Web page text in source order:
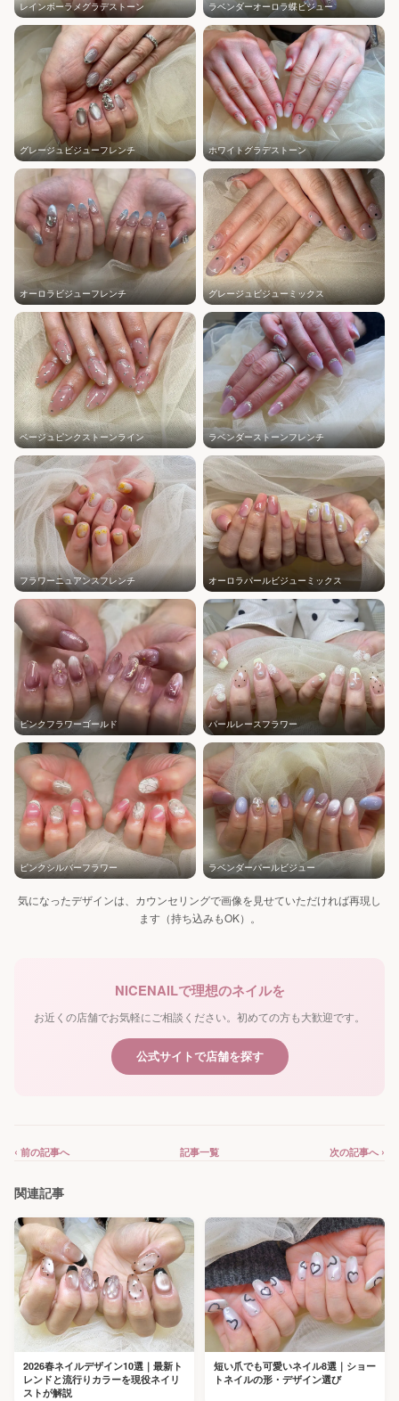
レインボーラメグラデストーン ラベンダーオーロラ蝶ビジュー
グレージュビジューフレンチ ホワイトグラデストーン
オーロラビジューフレンチ グレージュビジューミックス
ベージュピンクストーンライン ラベンダーストーンフレンチ
フラワーニュアンスフレンチ オーロラパールビジューミックス
ピンクフラワーゴールド パールレースフラワー
ピンクシルバーフラワー ラベンダーパールビジュー
気になったデザインは、カウンセリングで画像を見せていただければ再現し
ます（持ち込みもOK）。
NICENAILで理想のネイルを
お近くの店舗でお気軽にご相談ください。初めての方も大歓迎です。
公式サイトで店舗を探す
‹ 前の記事へ 記事一覧 次の記事へ ›
関連記事
2026春ネイルデザイン10選｜最新ト
レンドと流行りカラーを現役ネイリ
ストが解説
短い爪でも可愛いネイル8選｜ショー
トネイルの形・デザイン選び